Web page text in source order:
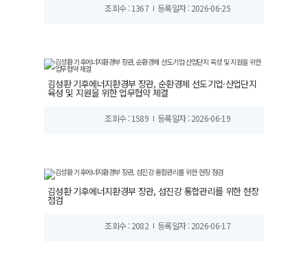
조회수 : 1367 등록일자 : 2026-06-25
김성환 기후에너지환경부 장관, 순환경제 선도기업·산업단지
육성 및 지원을 위한 업무협약 체결
조회수 : 1589 등록일자 : 2026-06-19
김성환 기후에너지환경부 장관, 섬진강 통합관리를 위한 현장
점검
조회수 : 2082 등록일자 : 2026-06-17